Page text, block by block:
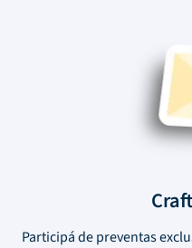
Participá de preventas